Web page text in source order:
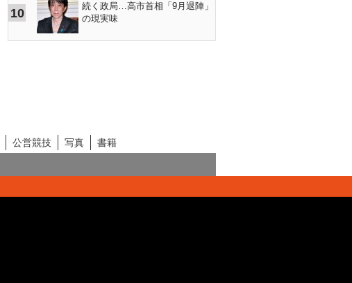
10
続く政局…高市首相「9月退陣」
の現実味
公営競技 写真
書籍